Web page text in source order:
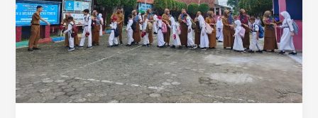
Dilakukan
Orang
Tua
Setelah
Anak
Mendapat